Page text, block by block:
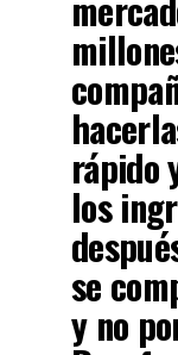
rápido
los
se
y no